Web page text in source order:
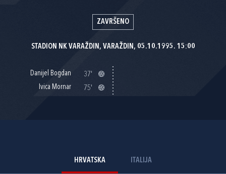
ZAVRŠENO
STADION NK VARAŽDIN, VARAŽDIN, 05.10.1995. 15:00
Danijel Bogdan
37'
Ivica Mornar
75'
HRVATSKA ITALIJA